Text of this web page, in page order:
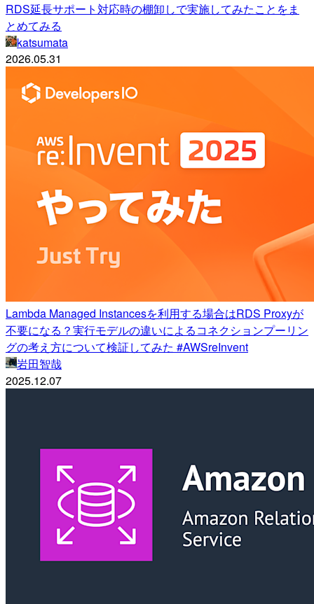
RDS延長サポート対応時の棚卸しで実施してみたことをま
とめてみる
katsumata
2026.05.31
Lambda Managed Instancesを利用する場合はRDS Proxyが
不要になる？実行モデルの違いによるコネクションプーリン
グの考え方について検証してみた #AWSreInvent
岩田智哉
2025.12.07